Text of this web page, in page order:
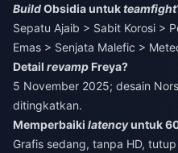
BuildObsidia untukteamfight
Sepatu Ajaib > Sabit Korosi >
Emas > Senjata Malefic >
Detail revamp Freya?
5 November 2025; desain
ditingkatkan.
Memperbaiki latencyuntuk
Grafis sedang, tanpa HD,